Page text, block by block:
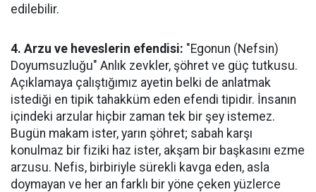
edilebilir.
4. Arzu ve heveslerin efendisi: "Egonun (Nefsin)
Doyumsuzluğu" Anlık zevkler, şöhret ve güç tutkusu.
Açıklamaya çalıştığımız ayetin belki de anlatmak
istediği en tipik tahakküm eden efendi tipidir. İnsanın
içindeki arzular hiçbir zaman tek bir şey istemez.
Bugün makam ister, yarın şöhret; sabah karşı
konulmaz bir fiziki haz ister, akşam bir başkasını ezme
arzusu. Nefis, birbiriyle sürekli kavga eden, asla
doymayan ve her an farklı bir yöne çeken yüzlerce